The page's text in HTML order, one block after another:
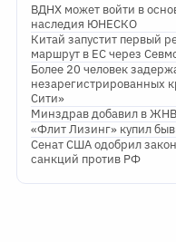
ВДНХ может войти в
наследия ЮНЕСКО
Китай запустит первый
маршрут в ЕС через
Более 20 человек
незарегистрированных
Сити»
Минздрав добавил в
«Флит Лизинг» купил
Сенат США одобрил
санкций против РФ